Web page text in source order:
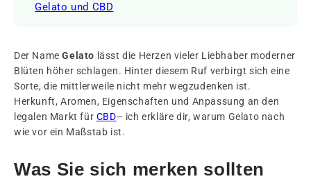
Gelato und CBD
Der NameGelato lässt die Herzen vieler Liebhaber moderner
Blüten höher schlagen. Hinter diesem Ruf verbirgt sich eine
Sorte, die mittlerweile nicht mehr wegzudenken ist.
Herkunft, Aromen, Eigenschaften und Anpassung an den
legalen Markt für CBD– ich erkläre dir, warum Gelato nach
wie vor ein Maßstab ist.
Was Sie sich merken sollten